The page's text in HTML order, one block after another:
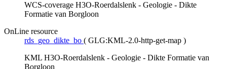
WCS-coverage H3O-Roerdalslenk - Geologie - Dikte
Formatie van Borgloon
OnLine resource
rds_geo_dikte_bo ( GLG:KML-2.0-http-get-map )
KML H3O-Roerdalslenk - Geologie - Dikte Formatie van
Borgloon